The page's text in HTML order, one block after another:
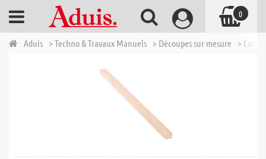
Aduis > Techno & Travaux Manuels > Découpes sur mesure >
0